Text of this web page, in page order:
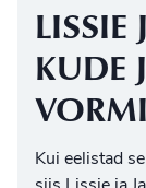
KUDE
Kui eelistad